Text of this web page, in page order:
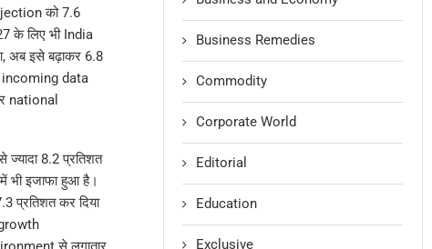
को 7.6
के लिए भी India
अब इसे बढ़ाकर 6.8
incoming data
national
8.2 प्रतिशत
इजाफा हुआ है।
प्रतिशत कर दिया
Business Remedies
Commodity
Corporate World
Editorial
Education
Exclusive